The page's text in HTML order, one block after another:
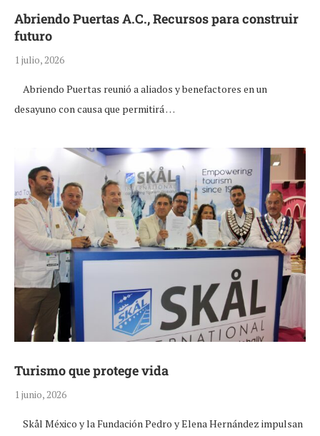
Abriendo Puertas A.C., Recursos para construir
futuro
1 julio, 2026
Abriendo Puertas reunió a aliados y benefactores en un
desayuno con causa que permitirá …
Turismo que protege vida
1 junio, 2026
Skål México y la Fundación Pedro y Elena Hernández impulsan